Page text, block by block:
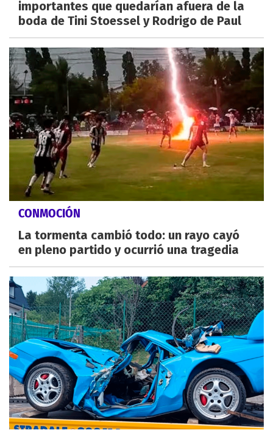
importantes que quedarían afuera de la
boda de Tini Stoessel y Rodrigo de Paul
CONMOCIÓN
La tormenta cambió todo: un rayo cayó
en pleno partido y ocurrió una tragedia